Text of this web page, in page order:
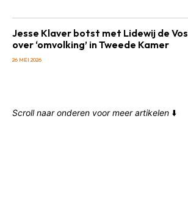
Jesse Klaver botst met Lidewij de Vos
over ‘omvolking’ in Tweede Kamer
26 MEI 2026
Scroll naar onderen voor meer artikelen ⬇️